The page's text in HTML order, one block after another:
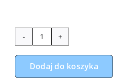
ilość
Zestaw
do
Dodaj do koszyka